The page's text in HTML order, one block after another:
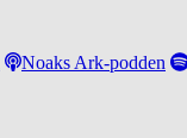
Noaks Ark-podden